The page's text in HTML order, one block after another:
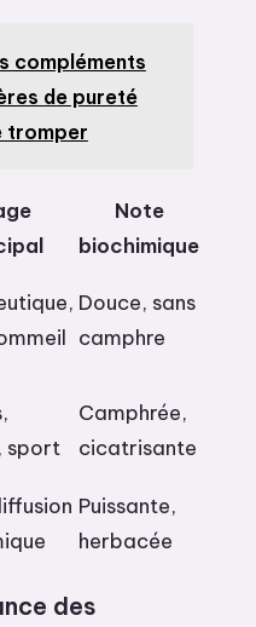
compléments
de pureté
tromper
Note
biochimique
Douce, sans
camphre
sport
Camphrée,
cicatrisante
Puissante,
herbacée
des